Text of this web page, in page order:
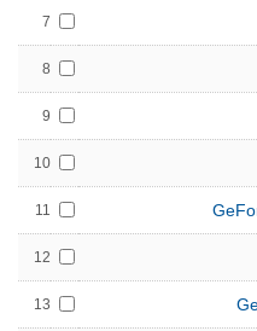
7
8
9
10
11
12
13